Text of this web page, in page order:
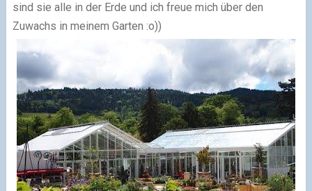
sind sie alle in der Erde und ich freue mich über den
Zuwachs in meinem Garten :o))